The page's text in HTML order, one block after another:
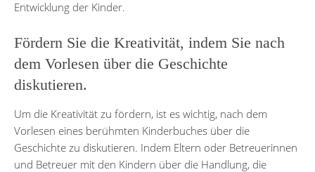
Entwicklung der Kinder.
Fördern Sie die Kreativität, indem Sie nach
dem Vorlesen über die Geschichte
diskutieren.
Um die Kreativität zu fördern, ist es wichtig, nach dem
Vorlesen eines berühmten Kinderbuches über die
Geschichte zu diskutieren. Indem Eltern oder Betreuerinnen
und Betreuer mit den Kindern über die Handlung, die